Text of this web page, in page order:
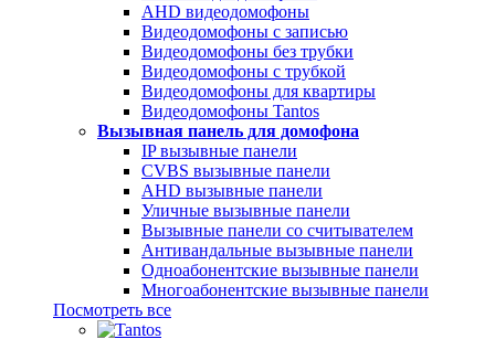
AHD видеодомофоны
Видеодомофоны с записью
Видеодомофоны без трубки
Видеодомофоны с трубкой
Видеодомофоны для квартиры
Видеодомофоны Tantos
Вызывная панель для домофона
IP вызывные панели
CVBS вызывные панели
AHD вызывные панели
Уличные вызывные панели
Вызывные панели со считывателем
Антивандальные вызывные панели
Одноабонентские вызывные панели
Многоабонентские вызывные панели
Посмотреть все